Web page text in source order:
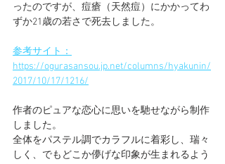
ったのですが、痘瘡（天然痘）にかかってわ
ずか21歳の若さで死去しました。
参考サイト：
https://ogurasansou.jp.net/columns/hyakunin/
2017/10/17/1216/
作者のピュアな恋心に思いを馳せながら制作
しました。
全体をパステル調でカラフルに着彩し、瑞々
しく、でもどこか儚げな印象が生まれるよう